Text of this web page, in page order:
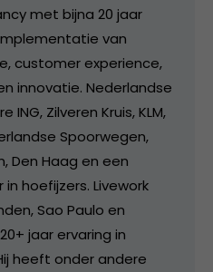
met bijna 20 jaar
van
customer experience,
innovatie. Nederlandse
Zilveren Kruis, KLM,
Spoorwegen,
Den Haag en een
hoefijzers. Livework
Sao Paulo en
jaar ervaring in
heeft onder andere